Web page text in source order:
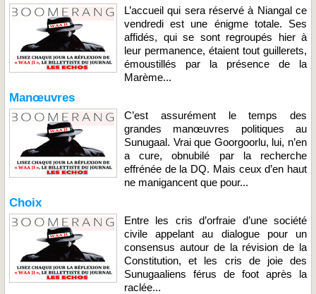
L’accueil qui sera réservé à Niangal ce
vendredi est une énigme totale. Ses
affidés, qui se sont regroupés hier à
leur permanence, étaient tout guillerets,
émoustillés par la présence de la
Marème...
Manœuvres
C’est assurément le temps des
grandes manœuvres politiques au
Sunugaal. Vrai que Goorgoorlu, lui, n’en
a cure, obnubilé par la recherche
effrénée de la DQ. Mais ceux d’en haut
ne manigancent que pour...
Choix
Entre les cris d’orfraie d’une société
civile appelant au dialogue pour un
consensus autour de la révision de la
Constitution, et les cris de joie des
Sunugaaliens férus de foot après la
raclée...